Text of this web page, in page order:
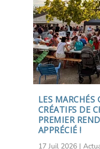
LES
CRÉATIFS DE
PREMIER
APPRÉCIÉ !
17 Juil 2026|